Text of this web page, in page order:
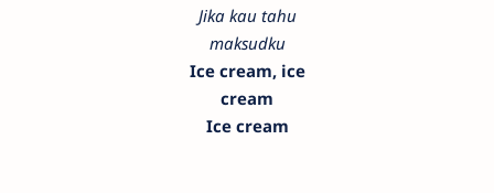
Jika kau tahu
maksudku
Ice cream, ice
cream
Ice cream